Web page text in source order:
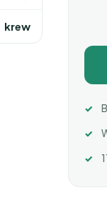
krew